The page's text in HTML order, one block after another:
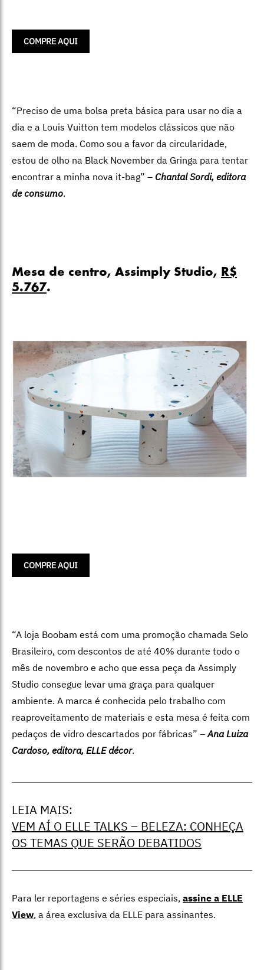
COMPRE AQUI
“Preciso de uma bolsa preta básica para usar no dia a
dia e a Louis Vuitton tem modelos clássicos que não
saem de moda. Como sou a favor da circularidade,
estou de olho na Black November da Gringa para tentar
encontrar a minha nova it-bag” – Chantal Sordi, editora
de consumo.
Mesa de centro, Assimply Studio, R$
5.767.
COMPRE AQUI
“A loja Boobam está com uma promoção chamada Selo
Brasileiro, com descontos de até 40% durante todo o
mês de novembro e acho que essa peça da Assimply
Studio consegue levar uma graça para qualquer
ambiente. A marca é conhecida pelo trabalho com
reaproveitamento de materiais e esta mesa é feita com
pedaços de vidro descartados por fábricas” –Ana Luiza
Cardoso, editora, ELLE décor.
LEIA MAIS:
VEM AÍ O ELLE TALKS – BELEZA: CONHEÇA
OS TEMAS QUE SERÃO DEBATIDOS
Para ler reportagens e séries especiais, assine a ELLE
View, a área exclusiva da ELLE para assinantes.